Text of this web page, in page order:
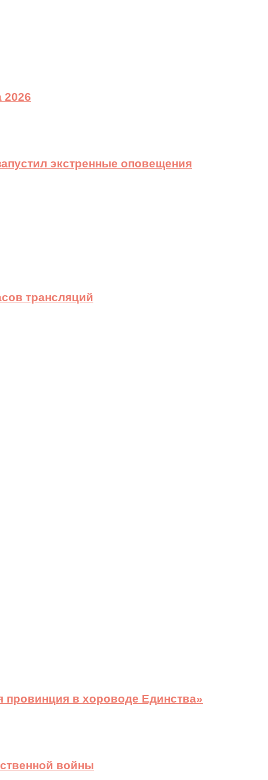
2026
экстренные оповещения
трансляций
в хороводе Единства»
войны